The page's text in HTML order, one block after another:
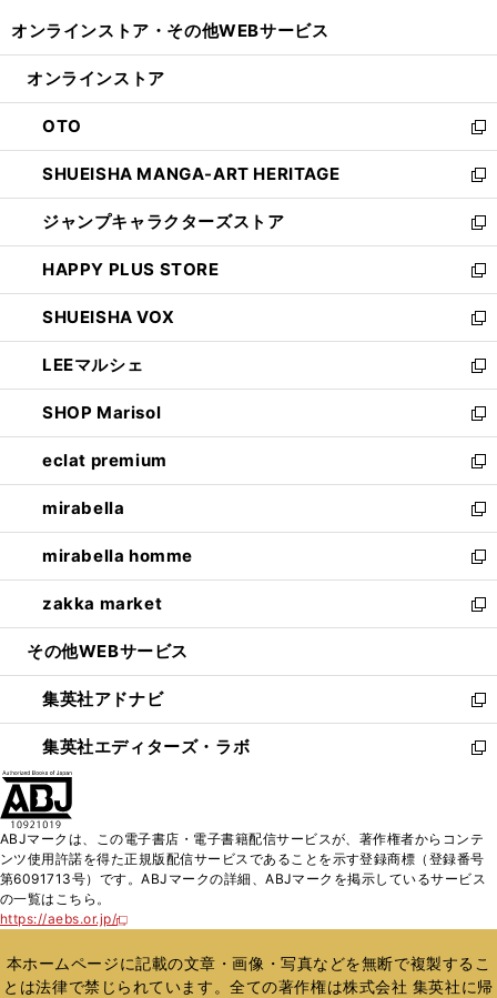
開
ン
ウ
で
開
く
ウ
ン
ド
ウ
で
開
く
オンラインストア・ その他WEBサービス
オンラインストア
OTO
新
し
い
ウ
ィ
ン
ド
ウ
で
開
く
SHUEISHA MANGA-ART HERITAGE
新
し
い
ウ
ィ
ン
ド
ウ
で
開
く
ジャンプキャラクターズストア
新
し
い
ウ
ィ
ン
ド
ウ
で
開
く
HAPPY PLUS STORE
新
し
い
ウ
ィ
ン
ド
ウ
で
開
く
SHUEISHA VOX
新
し
い
ウ
ィ
ン
ド
ウ
で
開
く
LEEマルシェ
新
し
い
ウ
ィ
ン
ド
ウ
で
開
く
SHOP Marisol
新
し
い
ウ
ィ
ン
ド
ウ
で
開
eclat premium
新
し
い
ウ
ィ
ン
ド
ウ
開
く
mirabella
新
し
い
ウ
ィ
ン
ウ
で
開
く
mirabella homme
新
し
い
ウ
ン
ド
ウ
で
zakka market
新
し
ウ
ィ
ン
ド
く
その他WEBサービス
集英社アドナビ
新
し
い
ド
ウ
で
集英社エディターズ・ラボ
新
ィ
ン
開
く
ABJマークは、この電子書店・電子書籍配信サービスが、著作権者からコンテ
ンツ使用許諾を得た正規版配信サービスであることを示す登録商標（登録番号
第6091713号）です。ABJマークの詳細、ABJマークを掲示しているサービス
の一覧はこちら。
https://aebs.or.jp/
新
い
ウ
ィ
本ホームページに記載の文章・画像・写真などを無断で複製するこ
とは法律で禁じられています。全ての著作権は株式会社 集英社に帰